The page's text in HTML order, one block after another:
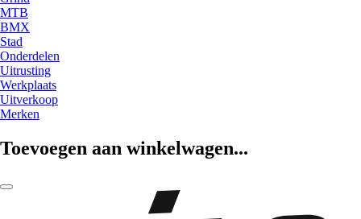
MTB
BMX
Stad
Onderdelen
Uitrusting
Werkplaats
Uitverkoop
Merken
Toevoegen aan winkelwagen...